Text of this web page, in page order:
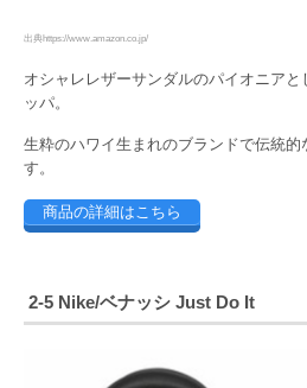
出典https://www.amazon.co.jp/
オシャレレザーサンダルのパイオニアと
ッパ。
生粋のハワイ生まれのブランドで伝統的
す。
商品の詳細はこちら
2-5 Nike/ベナッシ Just Do It